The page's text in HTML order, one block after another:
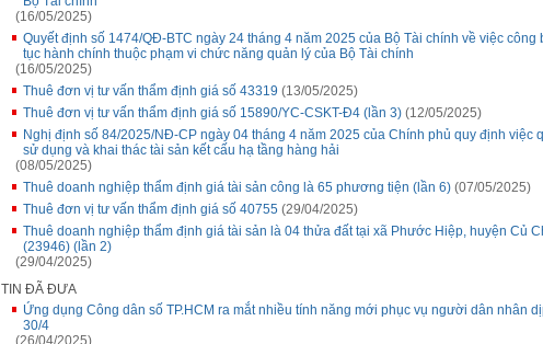
(16/05/2025)
Quyết định số 1474/QĐ-BTC ngày 24 tháng 4 năm 2025 của Bộ Tài chính về việc công
tục hành chính thuộc phạm vi chức năng quản lý của Bộ Tài chính
(16/05/2025)
Thuê đơn vị tư vấn thẩm định giá số 43319 (13/05/2025)
Thuê đơn vị tư vấn thẩm định giá số 15890/YC-CSKT-Đ4 (lần 3) (12/05/2025)
Nghị định số 84/2025/NĐ-CP ngày 04 tháng 4 năm 2025 của Chính phủ quy định việc
sử dụng và khai thác tài sản kết cấu hạ tầng hàng hải
(08/05/2025)
Thuê doanh nghiệp thẩm định giá tài sản công là 65 phương tiện (lần 6) (07/05/2025)
Thuê đơn vị tư vấn thẩm định giá số 40755 (29/04/2025)
Thuê doanh nghiệp thẩm định giá tài sản là 04 thửa đất tại xã Phước Hiệp, huyện Củ
(23946) (lần 2)
(29/04/2025)
TIN ĐÃ ĐƯA
Ứng dụng Công dân số TP.HCM ra mắt nhiều tính năng mới phục vụ người dân nhân
30/4
(26/04/2025)